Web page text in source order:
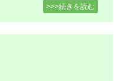
>>>続きを読む